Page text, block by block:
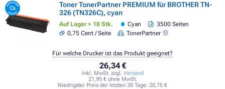
Toner TonerPartner PREMIUM für BROTHER TN-
326 (TN326C), cyan
Auf Lager > 10 Stk. Cyan
3500 Seiten
0,75 Cent / Seite
TonerPartner
26,34 €
inkl. MwSt. zzgl. Versand
21,95 € ohne MwSt.
Niedrigster Preis der letzten 30 Tage: 20,75 €
Für welche Drucker ist das Produkt geeignet?